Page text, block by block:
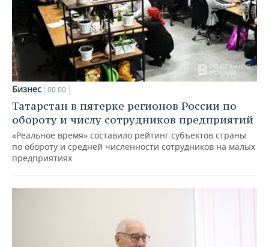
Бизнес 00:00
Татарстан в пятерке регионов России по
обороту и числу сотрудников предприятий
«Реальное время» составило рейтинг субъектов страны
по обороту и средней численности сотрудников на малых
предприятиях